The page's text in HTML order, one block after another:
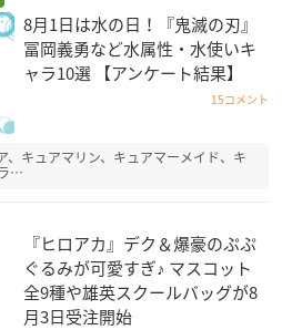
8月1日は水の日！『鬼滅の刃』
冨岡義勇など水属性・水使いキ
ャラ10選 【アンケート結果】
15コメント
、キュアマリン、キュアマーメイド、キ
…
『ヒロアカ』デク＆爆豪のぷぷ
ぐるみが可愛すぎ♪ マスコット
全9種や雄英スクールバッグが8
月3日受注開始